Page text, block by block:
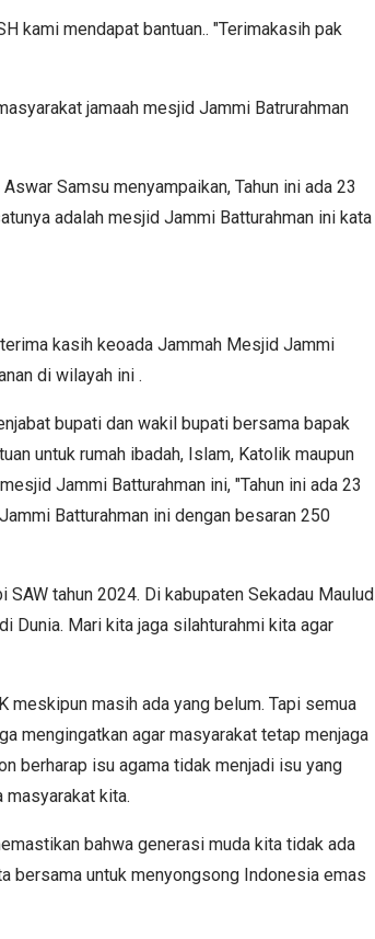
kami mendapat bantuan.. "Terimakasih pak
jamaah mesjid Jammi Batrurahman
Samsu menyampaikan, Tahun ini ada 23
adalah mesjid Jammi Batturahman ini kata
kasih keoada Jammah Mesjid Jammi
di wilayah ini .
bupati dan wakil bupati bersama bapak
untuk rumah ibadah, Islam, Katolik maupun
Jammi Batturahman ini, "Tahun ini ada 23
Batturahman ini dengan besaran 250
tahun 2024. Di kabupaten Sekadau Maulud
Dunia. Mari kita jaga silahturahmi kita agar
meskipun masih ada yang belum. Tapi semua
mengingatkan agar masyarakat tetap menjaga
berharap isu agama tidak menjadi isu yang
masyarakat kita.
bahwa generasi muda kita tidak ada
bersama untuk menyongsong Indonesia emas